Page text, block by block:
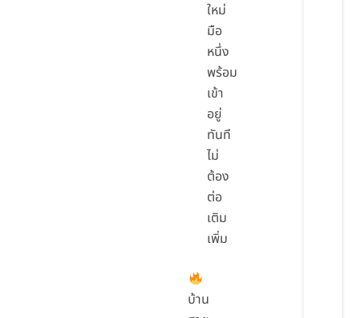
ใหม่
มือ
หนึ่ง
พร้อม
เข้า
อยู่
ทันที
ไม่
ต้อง
ต่อ
เติม
เพิ่ม
บ้าน